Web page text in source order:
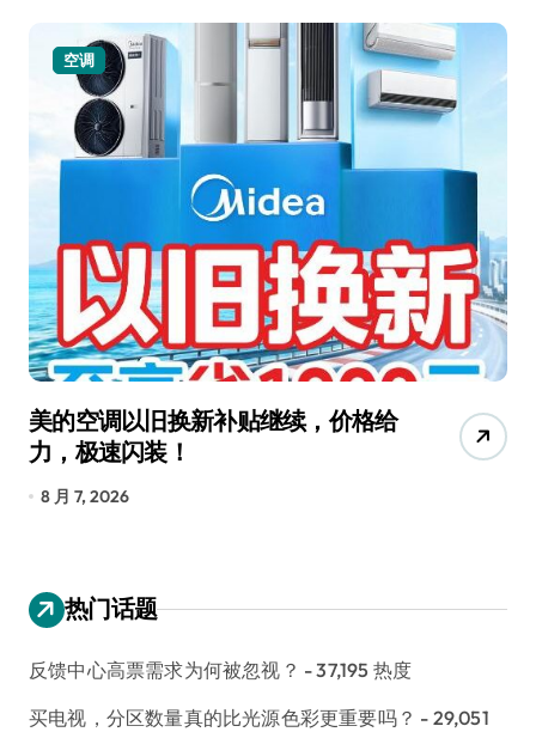
空调
美的空调以旧换新补贴继续，价格给
力，极速闪装！
8 月 7, 2026
热门话题
反馈中心高票需求为何被忽视？ - 37,195 热度
买电视，分区数量真的比光源色彩更重要吗？ - 29,051